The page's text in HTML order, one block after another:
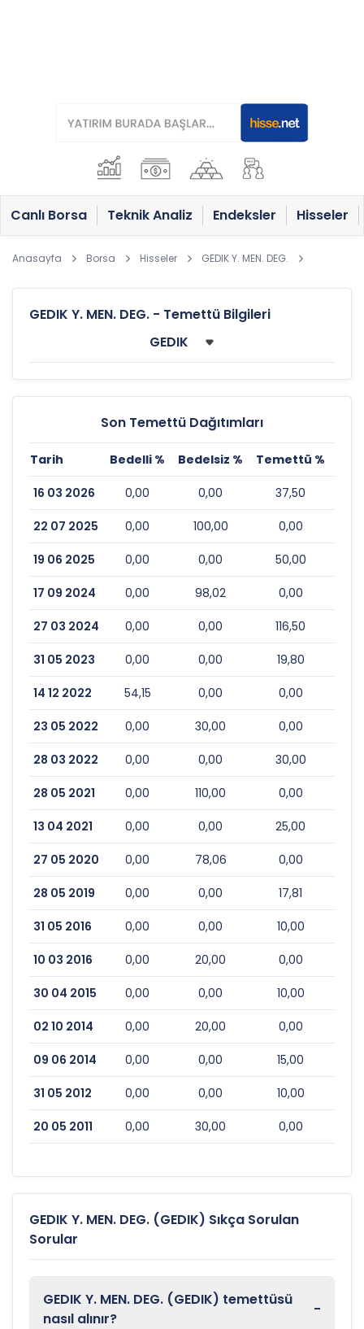
Canlı Borsa Teknik Analiz Endeksler Hisseler
Anasayfa Borsa Hisseler GEDIK Y. MEN. DEG.
GEDIK Y. MEN. DEG. - Temettü Bilgileri
Son Temettü Dağıtımları
Tarih Bedelli % Bedelsiz % Temettü %
16 03 2026 0,00 0,00 37,50
22 07 2025 0,00 100,00 0,00
19 06 2025 0,00 0,00 50,00
17 09 2024 0,00 98,02 0,00
27 03 2024 0,00 0,00 116,50
31 05 2023 0,00 0,00 19,80
14 12 2022 54,15 0,00 0,00
23 05 2022 0,00 30,00 0,00
28 03 2022 0,00 0,00 30,00
28 05 2021 0,00 110,00 0,00
13 04 2021 0,00 0,00 25,00
27 05 2020 0,00 78,06 0,00
28 05 2019 0,00 0,00 17,81
31 05 2016 0,00 0,00 10,00
10 03 2016 0,00 20,00 0,00
30 04 2015 0,00 0,00 10,00
02 10 2014 0,00 20,00 0,00
09 06 2014 0,00 0,00 15,00
31 05 2012 0,00 0,00 10,00
20 05 2011 0,00 30,00 0,00
GEDIK Y. MEN. DEG. (GEDIK) Sıkça Sorulan
Sorular
GEDIK Y. MEN. DEG. (GEDIK) temettüsü
nasıl alınır?
-